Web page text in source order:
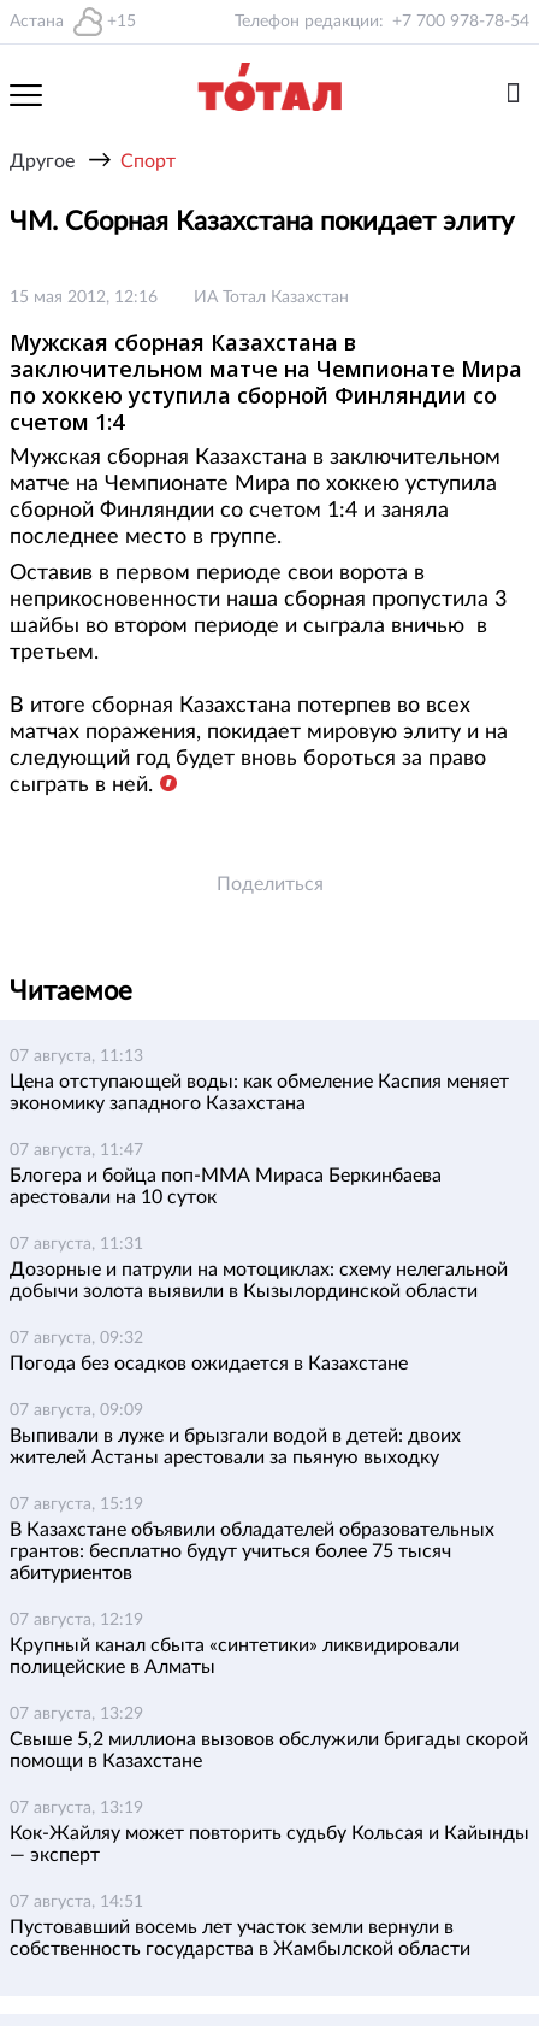
Астана +15 Телефон редакции: +7 700 978-78-54
Другое → Спорт
ЧМ. Сборная Казахстана покидает элиту
15 мая 2012, 12:16 ИА Тотал Казахстан
Мужская сборная Казахстана в
заключительном матче на Чемпионате Мира
по хоккею уступила сборной Финляндии со
счетом 1:4
Мужская сборная Казахстана в заключительном
матче на Чемпионате Мира по хоккею уступила
сборной Финляндии со счетом 1:4 и заняла
последнее место в группе.
Оставив в первом периоде свои ворота в
неприкосновенности наша сборная пропустила 3
шайбы во втором периоде и сыграла вничью в
третьем.
В итоге сборная Казахстана потерпев во всех
матчах поражения, покидает мировую элиту и на
следующий год будет вновь бороться за право
сыграть в ней.
Поделиться
Читаемое
07 августа, 11:13
Цена отступающей воды: как обмеление Каспия меняет
экономику западного Казахстана
07 августа, 11:47
Блогера и бойца поп-ММА Мираса Беркинбаева
арестовали на 10 суток
07 августа, 11:31
Дозорные и патрули на мотоциклах: схему нелегальной
добычи золота выявили в Кызылординской области
07 августа, 09:32
Погода без осадков ожидается в Казахстане
07 августа, 09:09
Выпивали в луже и брызгали водой в детей: двоих
жителей Астаны арестовали за пьяную выходку
07 августа, 15:19
В Казахстане объявили обладателей образовательных
грантов: бесплатно будут учиться более 75 тысяч
абитуриентов
07 августа, 12:19
Крупный канал сбыта «синтетики» ликвидировали
полицейские в Алматы
07 августа, 13:29
Свыше 5,2 миллиона вызовов обслужили бригады скорой
помощи в Казахстане
07 августа, 13:19
Кок-Жайляу может повторить судьбу Кольсая и Кайынды
— эксперт
07 августа, 14:51
Пустовавший восемь лет участок земли вернули в
собственность государства в Жамбылской области